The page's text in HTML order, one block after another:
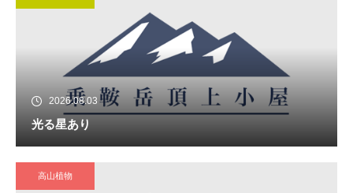
2026.08.03
光る星あり
高山植物